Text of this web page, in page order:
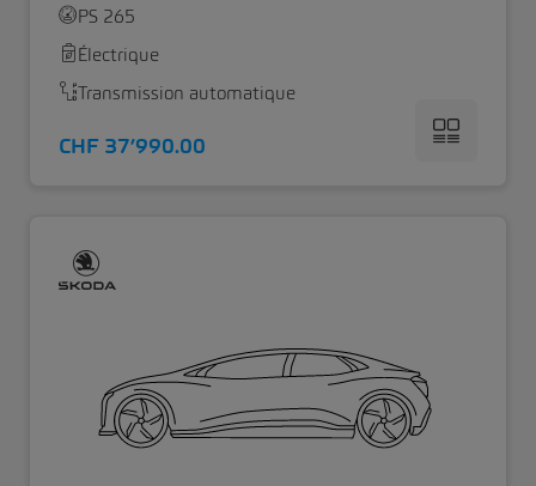
PS 265
Électrique
Transmission automatique
CHF 37’990.00